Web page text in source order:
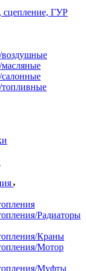
сцепление, ГУР
Радиаторы
Краны
Мотор
Муфты